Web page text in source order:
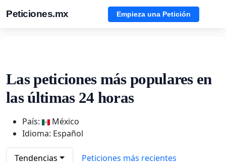
Peticiones.mx Empieza una Petición
Las peticiones más populares en
las últimas 24 horas
País:
México
Idioma: Español
Tendencias Peticiones más recientes